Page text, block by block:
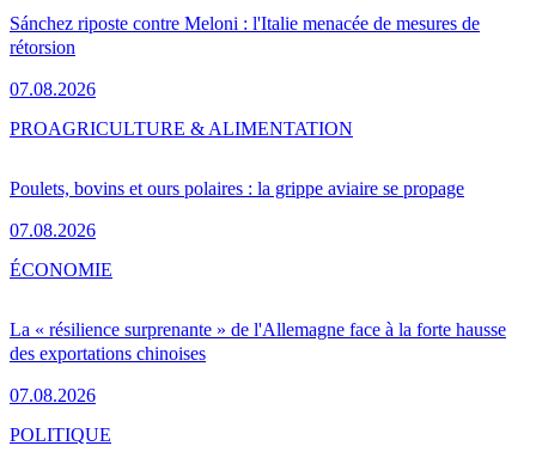
Sánchez riposte contre Meloni : l'Italie menacée de mesures de
rétorsion
07.08.2026
Poulets, bovins et ours polaires : la grippe aviaire se propage
07.08.2026
PROAGRICULTURE & ALIMENTATION
La « résilience surprenante » de l'Allemagne face à la forte hausse
des exportations chinoises
07.08.2026
ÉCONOMIE
POLITIQUE